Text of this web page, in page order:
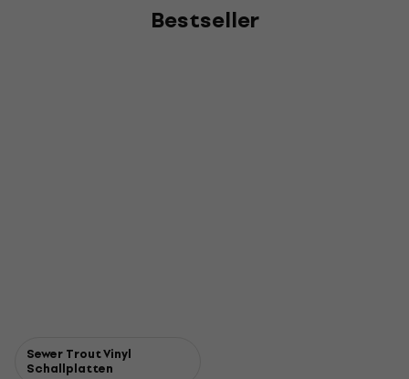
Bestseller
Sewer Trout Vinyl
Schallplatten